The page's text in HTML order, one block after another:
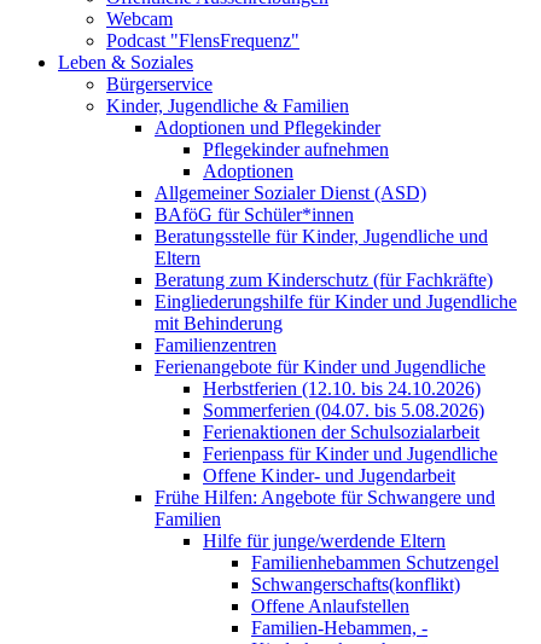
Webcam
Podcast "FlensFrequenz"
Leben & Soziales
Bürgerservice
Kinder, Jugendliche & Familien
Adoptionen und Pflegekinder
Pflegekinder aufnehmen
Adoptionen
Allgemeiner Sozialer Dienst (ASD)
BAföG für Schüler*innen
Beratungsstelle für Kinder, Jugendliche und
Eltern
Beratung zum Kinderschutz (für Fachkräfte)
Eingliederungshilfe für Kinder und Jugendliche
mit Behinderung
Familienzentren
Ferienangebote für Kinder und Jugendliche
Herbstferien (12.10. bis 24.10.2026)
Sommerferien (04.07. bis 5.08.2026)
Ferienaktionen der Schulsozialarbeit
Ferienpass für Kinder und Jugendliche
Offene Kinder- und Jugendarbeit
Frühe Hilfen: Angebote für Schwangere und
Familien
Hilfe für junge/werdende Eltern
Familienhebammen Schutzengel
Schwangerschafts(konflikt)
Offene Anlaufstellen
Familien-Hebammen, -